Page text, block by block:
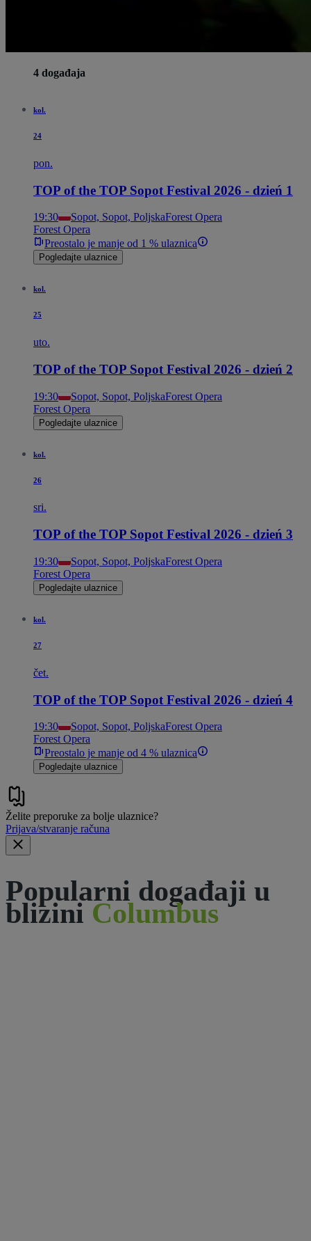
4 događaja
kol.
24
pon.
TOP of the TOP Sopot Festival 2026 - dzień 1
19:30 Sopot, Sopot, PoljskaForest Opera
Forest Opera
Preostalo je manje od 1 % ulaznica
Pogledajte ulaznice
kol.
25
uto.
TOP of the TOP Sopot Festival 2026 - dzień 2
19:30 Sopot, Sopot, PoljskaForest Opera
Forest Opera
Pogledajte ulaznice
kol.
26
sri.
TOP of the TOP Sopot Festival 2026 - dzień 3
19:30 Sopot, Sopot, PoljskaForest Opera
Forest Opera
Pogledajte ulaznice
kol.
27
čet.
TOP of the TOP Sopot Festival 2026 - dzień 4
19:30 Sopot, Sopot, PoljskaForest Opera
Forest Opera
Preostalo je manje od 4 % ulaznica
Pogledajte ulaznice
Želite preporuke za bolje ulaznice?
Prijava/stvaranje računa
Popularni događaji u
blizini Columbus